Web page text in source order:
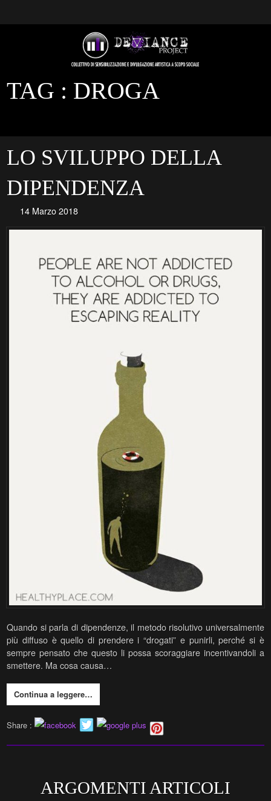
TAG : DROGA
LO SVILUPPO DELLA
DIPENDENZA
14 Marzo 2018
Quando si parla di dipendenze, il metodo risolutivo universalmente
più diffuso è quello di prendere i “drogati” e punirli, perché si è
sempre pensato che questo li possa scoraggiare incentivandoli a
smettere. Ma cosa causa…
Continua a leggere…
Share :
ARGOMENTI ARTICOLI